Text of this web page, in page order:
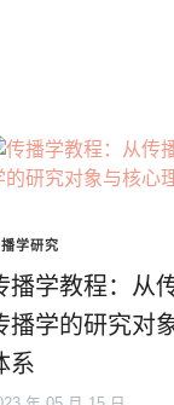
学研究
播学教程：从
播学的研究对
系